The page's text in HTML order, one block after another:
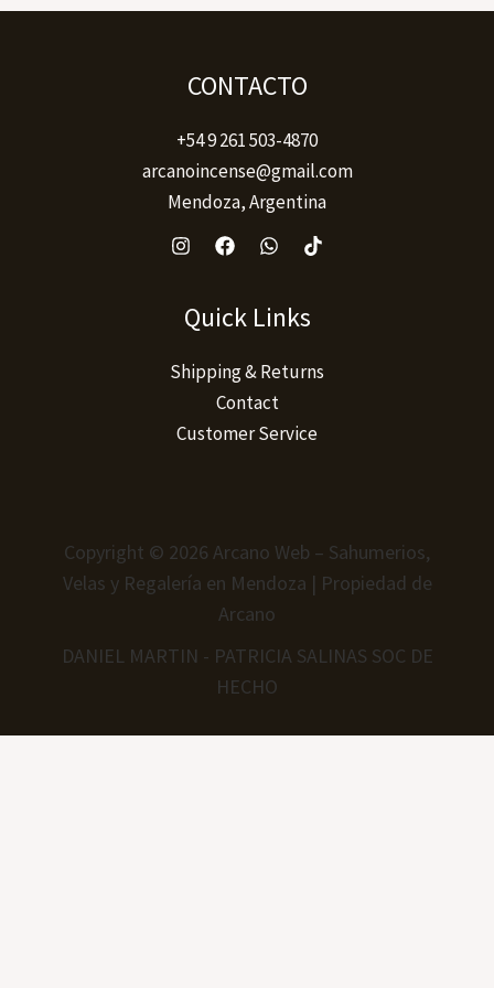
CONTACTO
+54 9 261 503-4870
arcanoincense@gmail.com
Mendoza, Argentina
Quick Links
Shipping & Returns
Contact
Customer Service
Copyright © 2026 Arcano Web – Sahumerios,
Velas y Regalería en Mendoza | Propiedad de
Arcano
DANIEL MARTIN - PATRICIA SALINAS SOC DE
HECHO